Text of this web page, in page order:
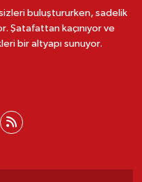
buluştururken, sadelik
Şatafattan kaçınıyor ve
bir altyapı sunuyor.